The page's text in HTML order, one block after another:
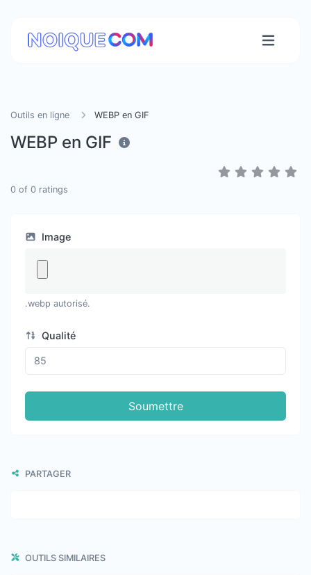
Outils en ligne WEBP en GIF
WEBP en GIF
0 of 0 ratings
Image
.webp autorisé.
Qualité
Soumettre
PARTAGER
OUTILS SIMILAIRES